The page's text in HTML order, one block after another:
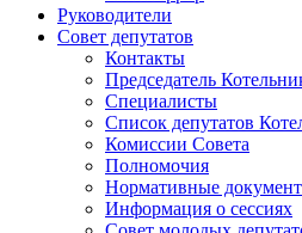
Руководители
Совет депутатов
Контакты
Председатель
Специалисты
Список депутатов
Комиссии Совета
Полномочия
Нормативные
Информация о сессиях